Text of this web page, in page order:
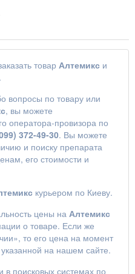
товар Алтемикс и
вопросы по товару или
, вы можете
оператора-провизора по
372-49-30. Вы можете
и поиску препарата
его стоимости и
курьером по Киеву.
цены на Алтемикс
о товаре. Если же
то его цена на момент
на нашем сайте.
в поисковых системах по